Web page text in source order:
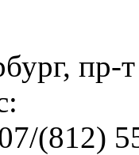
пр-
(812)